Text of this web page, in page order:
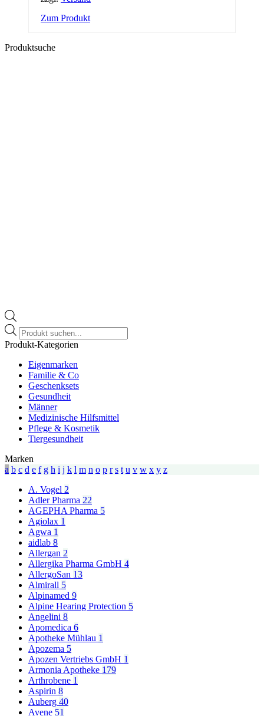
Zum Produkt
Produktsuche
Products
search
Produkt-Kategorien
Eigenmarken
Familie & Co
Geschenksets
Gesundheit
Männer
Medizinische Hilfsmittel
Pflege & Kosmetik
Tiergesundheit
Marken
a b c d e f g h i j k l m n o p r s t u v w x y z
A. Vogel 2
Adler Pharma 22
AGEPHA Pharma 5
Agiolax 1
Agwa 1
aidlab 8
Allergan 2
Allergika Pharma GmbH 4
AllergoSan 13
Almirall 5
Alpinamed 9
Alpine Hearing Protection 5
Angelini 8
Apomedica 6
Apotheke Mühlau 1
Apozema 5
Apozen Vertriebs GmbH 1
Armonia Apotheke 179
Arthrobene 1
Aspirin 8
Auberg 40
Avene 51